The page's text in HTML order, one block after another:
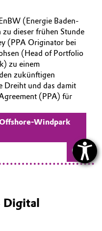
(Energie Baden-
dieser frühen Stunde
(PPA Originator bei
(Head of Portfolio
zu einem
zukünftigen
Dreiht und das damit
(PPA) für
Windpark
Digital